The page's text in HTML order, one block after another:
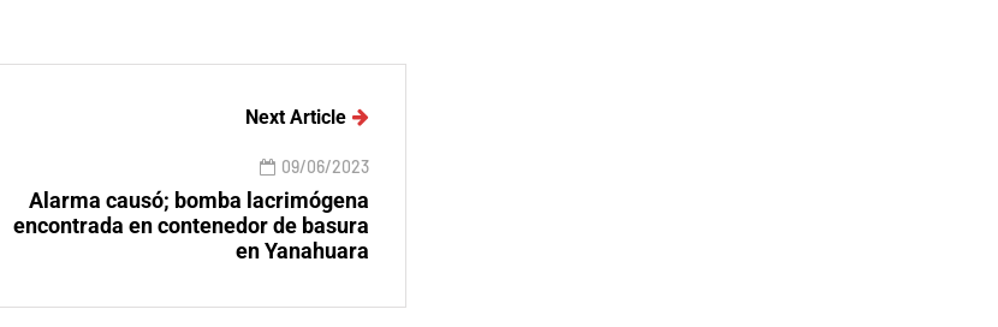
Next Article
09/06/2023
Alarma causó; bomba lacrimógena
encontrada en contenedor de basura
en Yanahuara